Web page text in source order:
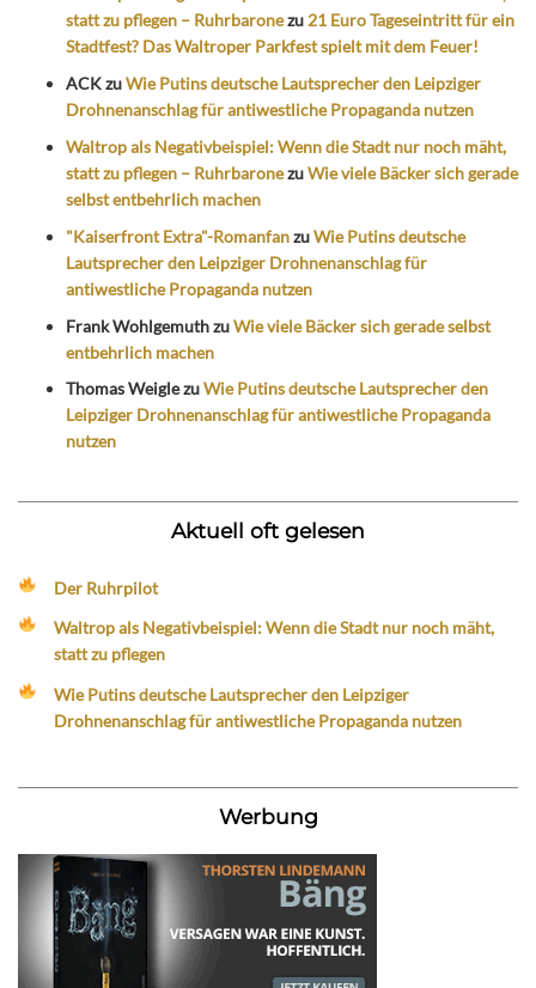
statt zu pflegen – Ruhrbaronezu21 Euro Tageseintritt für ein
Stadtfest? Das Waltroper Parkfest spielt mit dem Feuer!
ACKzuWie Putins deutsche Lautsprecher den Leipziger
Drohnenanschlag für antiwestliche Propaganda nutzen
Waltrop als Negativbeispiel: Wenn die Stadt nur noch mäht,
statt zu pflegen – RuhrbaronezuWie viele Bäcker sich gerade
selbst entbehrlich machen
"Kaiserfront Extra"-RomanfanzuWie Putins deutsche
Lautsprecher den Leipziger Drohnenanschlag für
antiwestliche Propaganda nutzen
Frank WohlgemuthzuWie viele Bäcker sich gerade selbst
entbehrlich machen
Thomas WeiglezuWie Putins deutsche Lautsprecher den
Leipziger Drohnenanschlag für antiwestliche Propaganda
nutzen
Aktuell oft gelesen
Der Ruhrpilot
Waltrop als Negativbeispiel: Wenn die Stadt nur noch mäht,
statt zu pflegen
Wie Putins deutsche Lautsprecher den Leipziger
Drohnenanschlag für antiwestliche Propaganda nutzen
Werbung